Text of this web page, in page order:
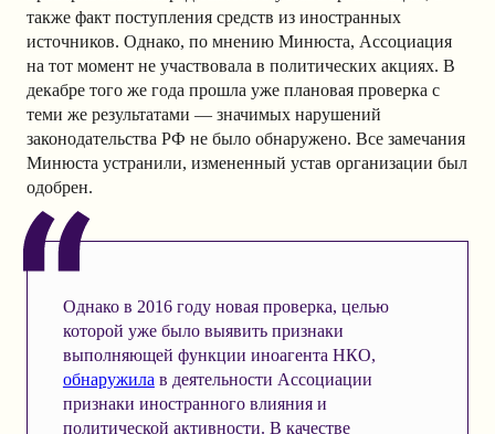
также факт поступления средств из иностранных
источников. Однако, по мнению Минюста, Ассоциация
на тот момент не участвовала в политических акциях. В
декабре того же года прошла уже плановая проверка с
теми же результатами — значимых нарушений
законодательства РФ не было обнаружено. Все замечания
Минюста устранили, измененный устав организации был
одобрен.
Однако в 2016 году новая проверка, целью
которой уже было выявить признаки
выполняющей функции иноагента НКО,
обнаружила в деятельности Ассоциации
признаки иностранного влияния и
политической активности. В качестве